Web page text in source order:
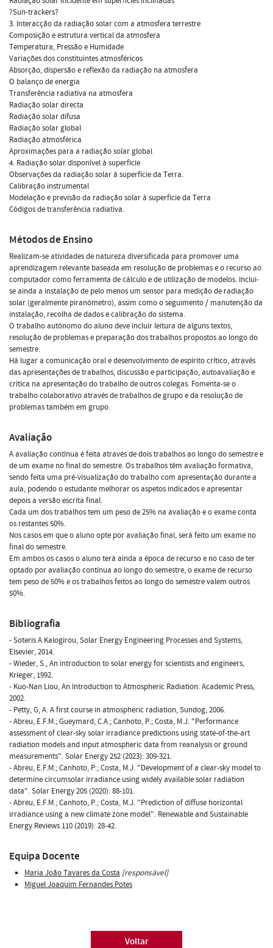
?Sun-trackers?
3. Interacção da radiação solar com a atmosfera terrestre
Composição e estrutura vertical da atmosfera
Temperatura, Pressão e Humidade
Variações dos constituintes atmosféricos
Absorção, dispersão e reflexão da radiação na atmosfera
O balanço de energia
Transferência radiativa na atmosfera
Radiação solar directa
Radiação solar difusa
Radiação solar global
Radiação atmosférica
Aproximações para a radiação solar global
4. Radiação solar disponível à superfície
Observações da radiação solar à superfície da Terra.
Calibração instrumental
Modelação e previsão da radiação solar à superfície da Terra
Códigos de transferência radiativa.
Métodos de Ensino
Realizam-se atividades de natureza diversificada para promover uma
aprendizagem relevante baseada em resolução de problemas e o recurso ao
computador como ferramenta de cálculo e de utilização de modelos. Inclui-
se ainda a instalação de pelo menos um sensor para medição de radiação
solar (geralmente piranómetro), assim como o seguimento / manutenção da
instalação, recolha de dados e calibração do sistema.
O trabalho autónomo do aluno deve incluir leitura de alguns textos,
resolução de problemas e preparação dos trabalhos propostos ao longo do
semestre.
Há lugar a comunicação oral e desenvolvimento de espírito crítico, através
das apresentações de trabalhos, discussão e participação, autoavaliação e
crítica na apresentação do trabalho de outros colegas. Fomenta-se o
trabalho colaborativo através de trabalhos de grupo e da resolução de
problemas também em grupo.
Avaliação
A avaliação contínua é feita através de dois trabalhos ao longo do semestre e
de um exame no final do semestre. Os trabalhos têm avaliação formativa,
sendo feita uma pré-visualização do trabalho com apresentação durante a
aula, podendo o estudante melhorar os aspetos indicados e apresentar
depois a versão escrita final.
Cada um dos trabalhos tem um peso de 25% na avaliação e o exame conta
os restantes 50%.
Nos casos em que o aluno opte por avaliação final, será feito um exame no
final do semestre.
Em ambos os casos o aluno terá ainda a época de recurso e no caso de ter
optado por avaliação contínua ao longo do semestre, o exame de recurso
tem peso de 50% e os trabalhos feitos ao longo do semestre valem outros
50%.
Bibliografia
- Soteris A Kalogirou, Solar Energy Engineering Processes and Systems,
Elsevier, 2014.
- Wieder, S., An introduction to solar energy for scientists and engineers,
Krieger, 1992.
- Kuo-Nan Liou, An Introduction to Atmospheric Radiation. Academic Press,
2002.
- Petty, G, A. A first course in atmospheric radiation, Sundog, 2006.
- Abreu, E.F.M.; Gueymard, C.A.; Canhoto, P.; Costa, M.J. "Performance
assessment of clear-sky solar irradiance predictions using state-of-the-art
radiation models and input atmospheric data from reanalysis or ground
measurements". Solar Energy 252 (2023): 309-321.
- Abreu, E.F.M.; Canhoto, P.; Costa, M.J. "Development of a clear-sky model to
determine circumsolar irradiance using widely available solar radiation
data". Solar Energy 205 (2020): 88-101.
- Abreu, E.F.M.; Canhoto, P.; Costa, M.J. "Prediction of diffuse horizontal
irradiance using a new climate zone model". Renewable and Sustainable
Energy Reviews 110 (2019): 28-42.
Equipa Docente
Maria João Tavares da Costa [responsável]
Miguel Joaquim Fernandes Potes
Voltar